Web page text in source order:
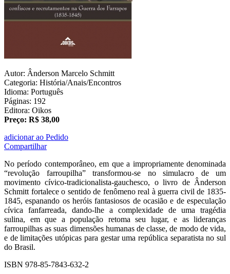
Autor: Ânderson Marcelo Schmitt
Categoria: História/Anais/Encontros
Idioma: Português
Páginas: 192
Editora: Oikos
Preço: R$ 38,00
adicionar ao Pedido
Compartilhar
No período contemporâneo, em que a impropriamente denominada
“revolução farroupilha” transformou-se no simulacro de um
movimento cívico-tradicionalista-gauchesco, o livro de Ânderson
Schmitt fortalece o sentido de fenômeno real à guerra civil de 1835-
1845, espanando os heróis fantasiosos de ocasião e de especulação
cívica fanfarreada, dando-lhe a complexidade de uma tragédia
sulina, em que a população retoma seu lugar, e as lideranças
farroupilhas as suas dimensões humanas de classe, de modo de vida,
e de limitações utópicas para gestar uma república separatista no sul
do Brasil.
ISBN 978-85-7843-632-2